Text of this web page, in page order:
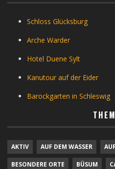
Schloss Glücksburg
Arche Warder
Hotel Duene Sylt
Kanutour auf der Eider
Barockgarten in Schleswig
AKTIV AUF DEM WASSER
BESONDERE ORTE BÜSUM